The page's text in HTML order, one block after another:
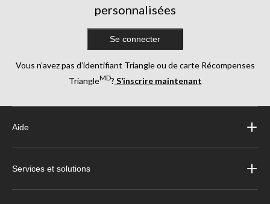
personnalisées
Se connecter
Vous n’avez pas d’identifiant Triangle ou de carte Récompenses
TriangleMD? S’inscrire maintenant
Aide
Services et solutions